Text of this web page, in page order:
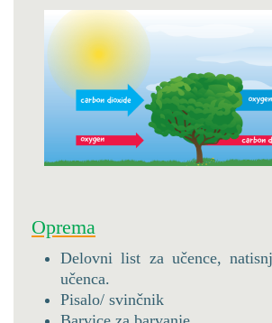
Oprema
Delovni list za učence,
učenca.
Pisalo/ svinčnik